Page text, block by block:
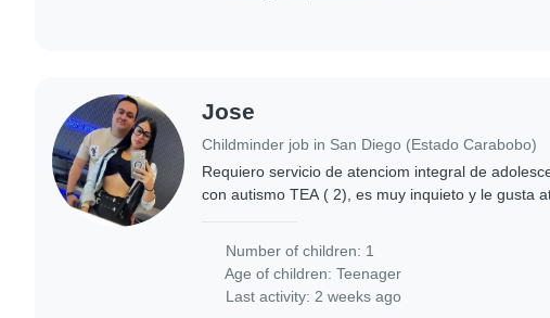
Jose
Childminder job in San Diego (Estado Carabobo)
Requiero servicio de atenciom integral de
con autismo TEA ( 2), es muy inquieto y le gusta
Number of children: 1
Age of children:Teenager
Last activity: 2 weeks ago